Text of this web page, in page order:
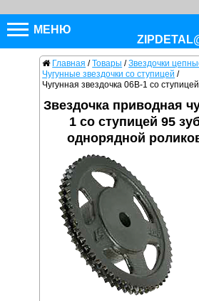
МЕНЮ
Главная / Товары / Звездочки
Чугунные звездочки со ступицей /
Чугунная звездочка 06B-1 со
Звездочка приводная
1 со ступицей 95
однорядной